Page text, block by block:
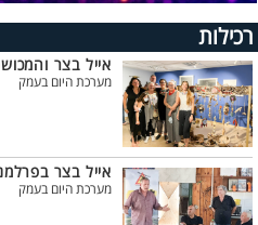
רכילות
אייל בצר
מערכת היום בעמק
אייל בצר
מערכת היום בעמק